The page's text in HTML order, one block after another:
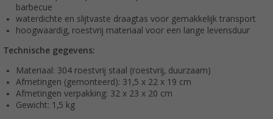
barbecue
waterdichte en slijtvaste draagtas voor gemakkelijk transport
hoogwaardig, roestvrij materiaal voor een lange levensduur
Technische gegevens:
Materiaal: 304 roestvrij staal (roestvrij, duurzaam)
Afmetingen (gemonteerd): 31,5 x 22 x 19 cm
Afmetingen verpakking: 32 x 23 x 20 cm
Gewicht: 1,5 kg